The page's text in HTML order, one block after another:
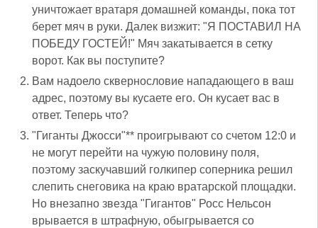
уничтожает вратаря домашней команды, пока тот
берет мяч в руки. Далек визжит: "Я ПОСТАВИЛ НА
ПОБЕДУ ГОСТЕЙ!" Мяч закатывается в сетку
ворот. Как вы поступите?
Вам надоело сквернословие нападающего в ваш
адрес, поэтому вы кусаете его. Он кусает вас в
ответ. Теперь что?
"Гиганты Джосси"** проигрывают со счетом 12:0 и
не могут перейти на чужую половину поля,
поэтому заскучавший голкипер соперника решил
слепить снеговика на краю вратарской площадки.
Но внезапно звезда "Гигантов" Росс Нельсон
врывается в штрафную, обыгрывается со